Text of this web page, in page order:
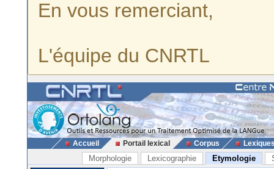
En vous remerciant,
L'équipe du CNRTL
Accueil Portail lexical Corpus
Morphologie Lexicographie Etymologie